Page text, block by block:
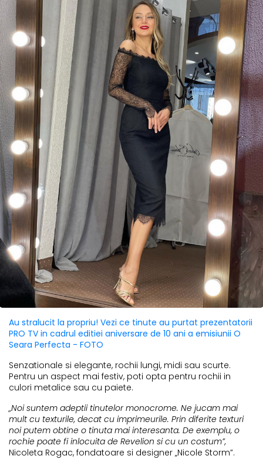
Au stralucit la propriu! Vezi ce tinute au purtat prezentatorii
PRO TV in cadrul editiei aniversare de 10 ani a emisiunii O
Seara Perfecta - FOTO
Senzationale si elegante, rochii lungi, midi sau scurte.
Pentru un aspect mai festiv, poti opta pentru rochii in
culori metalice sau cu paiete.
„Noi suntem adeptii tinutelor monocrome. Ne jucam mai
mult cu texturile, decat cu imprimeurile. Prin diferite texturi
noi putem obtine o tinuta mai interesanta. De exemplu, o
rochie poate fi inlocuita de Revelion si cu un costum”,
Nicoleta Rogac, fondatoare si designer „Nicole Storm”.